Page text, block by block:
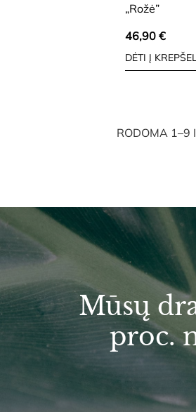
„Rožė”
46,90 €
DĖTI Į
RODOMA 1–9
Mūsų
proc.